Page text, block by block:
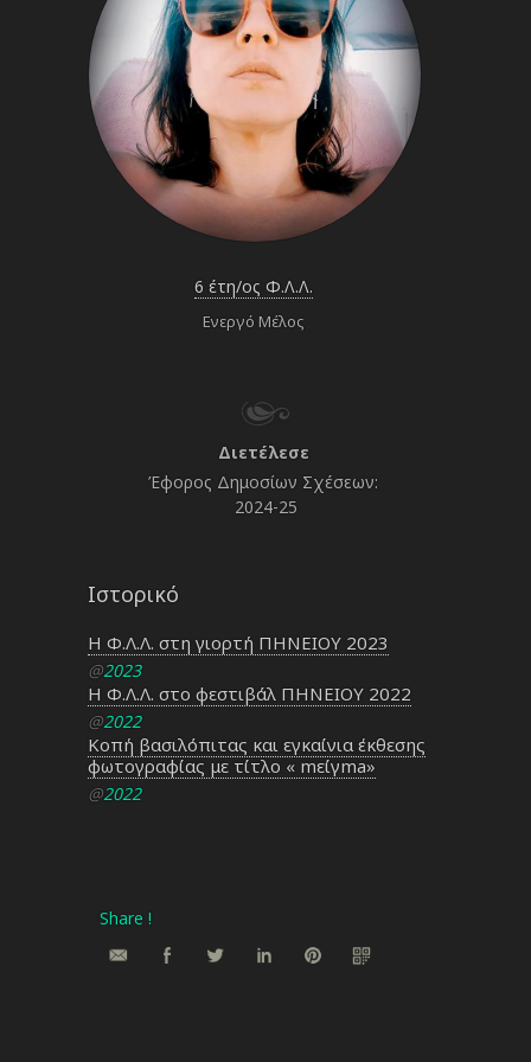
6 έτη/ος Φ.Λ.Λ.
Ενεργό Μέλος
Ιστορικό
Η Φ.Λ.Λ. στη γιορτή ΠΗΝΕΙΟΥ 2023
@2023
Η Φ.Λ.Λ. στο φεστιβάλ ΠΗΝΕΙΟΥ 2022
@2022
Κοπή βασιλόπιτας και εγκαίνια έκθεσης
φωτογραφίας με τίτλο « mείγma»
@2022
Διετέλεσε
Έφορος Δημοσίων Σχέσεων:
2024-25
Share !